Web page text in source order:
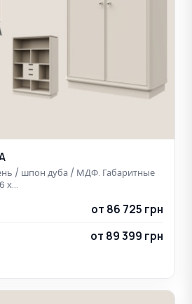
/ шпон дуба / МДФ. Габаритные
х…
от 86 725 грн
от 89 399 грн